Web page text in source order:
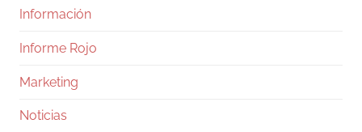
Información
Informe Rojo
Marketing
Noticias